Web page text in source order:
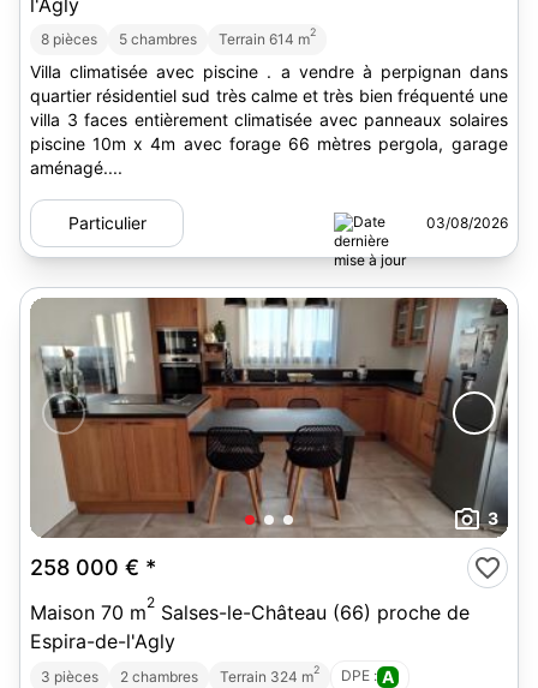
l'Agly
8 pièces 5 chambres Terrain 614 m2
Villa climatisée avec piscine . a vendre à perpignan dans
quartier résidentiel sud très calme et très bien fréquenté une
villa 3 faces entièrement climatisée avec panneaux solaires
piscine 10m x 4m avec forage 66 mètres pergola, garage
aménagé....
Particulier 03/08/2026
3
258 000 € *
Maison 70 m2 Salses-le-Château (66) proche de
Espira-de-l'Agly
3 pièces 2 chambres Terrain 324 m2 DPE : A